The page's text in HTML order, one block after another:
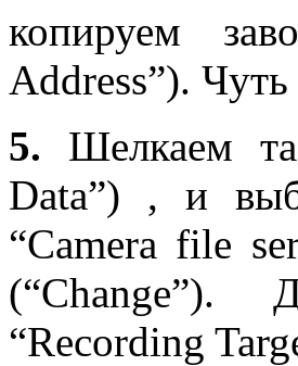
копируем
Address”).
5. Шелкаем
Data”) , и
“Camera file
(“Change”).
“Recording